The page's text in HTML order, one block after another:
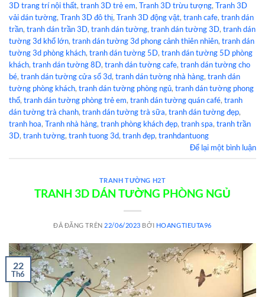
3D trang trí nội thất, tranh 3D trẻ em, Tranh 3D trừu tượng, Tranh 3D
vải dán tường, Tranh 3D đô thị, Tranh 3D động vật, tranh cafe, tranh dán
trần, tranh dán trần 3D, tranh dán tường, tranh dán tường 3D, tranh dán
tường 3d khổ lớn, tranh dán tường 3d phong cảnh thiên nhiên, tranh dán
tường 3d phòng khách, tranh dán tường 5D, tranh dán tường 5D phòng
khách, tranh dán tường 8D, tranh dán tường cafe, tranh dán tường cho
bé, tranh dán tường cửa sổ 3d, tranh dán tường nhà hàng, tranh dán
tường phòng khách, tranh dán tường phòng ngủ, tranh dán tường phong
thổ, tranh dán tường phòng trẻ em, tranh dán tường quán café, tranh
dán tường trà chanh, tranh dán tường trà sữa, tranh dán tường đẹp,
tranh hoa, Tranh nhà hàng, tranh phòng khách đẹp, tranh spa, tranh trần
3D, tranh tường, tranh tuong 3d, tranh đẹp, tranhdantuong
Để lại một bình luận
TRANH TƯỜNG H2T
TRANH 3D DÁN TƯỜNG PHÒNG NGỦ
ĐÃ ĐĂNG TRÊN 22/06/2023 BỞI HOANGTIEUTA96
22
Th6